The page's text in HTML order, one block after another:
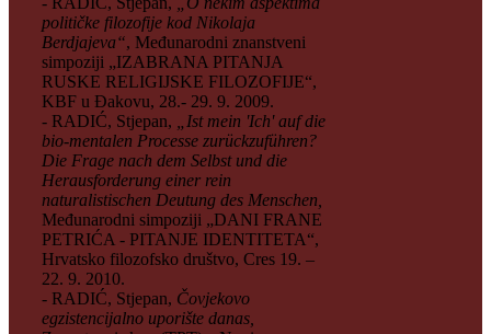
političke filozofije kod Nikolaja
Berdjajeva“, Međunarodni znanstveni
simpoziji „IZABRANA PITANJA
RUSKE RELIGIJSKE FILOZOFIJE“,
KBF u Đakovu, 28.- 29. 9. 2009.
- RADIĆ, Stjepan,
„Ist mein 'Ich' auf die
bio-mentalen Processe zurückzuführen?
Die Frage nach dem Selbst und die
Herausforderung einer rein
naturalistischen Deutung des Menschen,
Međunarodni simpoziji „DANI FRANE
PETRIĆA - PITANJE IDENTITETA“,
Hrvatsko filozofsko društvo, Cres 19. –
22. 9. 2010.
- RADIĆ, Stjepan, Čovjekovo
egzistencijalno uporište danas,